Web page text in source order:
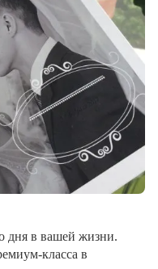
дня в вашей жизни.
класса в